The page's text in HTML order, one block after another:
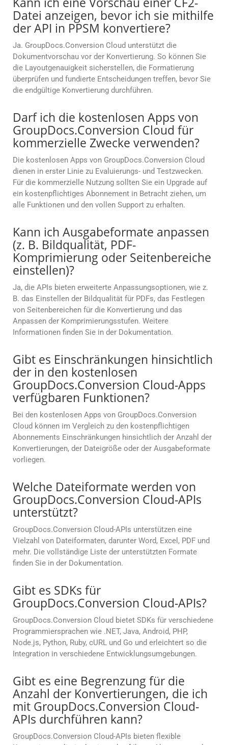
Datei anzeigen, bevor ich sie mithilfe
der API in PPSM konvertiere?
Ja. GroupDocs.Conversion Cloud unterstützt die
Dokumentvorschau vor der Konvertierung. So können Sie
die Layoutgenauigkeit sicherstellen, die Formatierung
überprüfen und fundierte Entscheidungen treffen, bevor Sie
die endgültige Konvertierung durchführen.
Darf ich die kostenlosen Apps von
GroupDocs.Conversion Cloud für
kommerzielle Zwecke verwenden?
Die kostenlosen Apps von GroupDocs.Conversion Cloud
dienen in erster Linie zu Evaluierungs- und Testzwecken.
Für die kommerzielle Nutzung sollten Sie ein Upgrade auf
ein kostenpflichtiges Abonnement in Betracht ziehen, um
alle Funktionen und den vollen Support zu erhalten.
Kann ich Ausgabeformate anpassen
(z. B. Bildqualität, PDF-
Komprimierung oder Seitenbereiche
einstellen)?
Ja, die APIs bieten erweiterte Anpassungsoptionen, wie z.
B. das Einstellen der Bildqualität für PDFs, das Festlegen
von Seitenbereichen für die Konvertierung und das
Anpassen der Komprimierungsstufen. Weitere
Informationen finden Sie in der Dokumentation.
Gibt es Einschränkungen hinsichtlich
der in den kostenlosen
GroupDocs.Conversion Cloud-Apps
verfügbaren Funktionen?
Bei den kostenlosen Apps von GroupDocs.Conversion
Cloud können im Vergleich zu den kostenpflichtigen
Abonnements Einschränkungen hinsichtlich der Anzahl der
Konvertierungen, der Dateigröße oder der Ausgabeformate
vorliegen.
Welche Dateiformate werden von
GroupDocs.Conversion Cloud-APIs
unterstützt?
GroupDocs.Conversion Cloud-APIs unterstützen eine
Vielzahl von Dateiformaten, darunter Word, Excel, PDF und
mehr. Die vollständige Liste der unterstützten Formate
finden Sie in der Dokumentation.
Gibt es SDKs für
GroupDocs.Conversion Cloud-APIs?
GroupDocs.Conversion Cloud bietet SDKs für verschiedene
Programmiersprachen wie .NET, Java, Android, PHP,
Node.js, Python, Ruby, cURL und Go und erleichtert so die
Integration in verschiedene Entwicklungsumgebungen.
Gibt es eine Begrenzung für die
Anzahl der Konvertierungen, die ich
mit GroupDocs.Conversion Cloud-
APIs durchführen kann?
GroupDocs.Conversion Cloud-APIs bieten flexible